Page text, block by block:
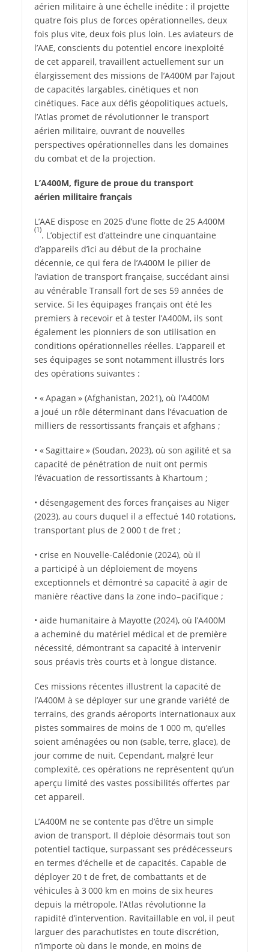
aérien militaire à une échelle inédite : il projette
quatre fois plus de forces opérationnelles, deux
fois plus vite, deux fois plus loin. Les aviateurs de
l’AAE, conscients du potentiel encore inexploité
de cet appareil, travaillent actuellement sur un
élargissement des missions de l’A400M par l’ajout
de capacités largables, cinétiques et non
cinétiques. Face aux défis géopolitiques actuels,
l’Atlas promet de révolutionner le transport
aérien militaire, ouvrant de nouvelles
perspectives opérationnelles dans les domaines
du combat et de la projection.
L’A400M, figure de proue du transport
aérien militaire français
L’AAE dispose en 2025 d’une flotte de 25 A400M
(1)
. L’objectif est d’atteindre une cinquantaine
d’appareils d’ici au début de la prochaine
décennie, ce qui fera de l’A400M le pilier de
l’aviation de transport française, succédant ainsi
au vénérable Transall fort de ses 59 années de
service. Si les équipages français ont été les
premiers à recevoir et à tester l’A400M, ils sont
également les pionniers de son utilisation en
conditions opérationnelles réelles. L’appareil et
ses équipages se sont notamment illustrés lors
des opérations suivantes :
• « Apagan » (Afghanistan, 2021), où l’A400M
a joué un rôle déterminant dans l’évacuation de
milliers de ressortissants français et afghans ;
• « Sagittaire » (Soudan, 2023), où son agilité et sa
capacité de pénétration de nuit ont permis
l’évacuation de ressortissants à Khartoum ;
• désengagement des forces françaises au Niger
(2023), au cours duquel il a effectué 140 rotations,
transportant plus de 2 000 t de fret ;
• crise en Nouvelle-Calédonie (2024), où il
a participé à un déploiement de moyens
exceptionnels et démontré sa capacité à agir de
manière réactive dans la zone indo – pacifique ;
• aide humanitaire à Mayotte (2024), où l’A400M
a acheminé du matériel médical et de première
nécessité, démontrant sa capacité à intervenir
sous préavis très courts et à longue distance.
Ces missions récentes illustrent la capacité de
l’A400M à se déployer sur une grande variété de
terrains, des grands aéroports internationaux aux
pistes sommaires de moins de 1 000 m, qu’elles
soient aménagées ou non (sable, terre, glace), de
jour comme de nuit. Cependant, malgré leur
complexité, ces opérations ne représentent qu’un
aperçu limité des vastes possibilités offertes par
cet appareil.
L’A400M ne se contente pas d’être un simple
avion de transport. Il déploie désormais tout son
potentiel tactique, surpassant ses prédécesseurs
en termes d’échelle et de capacités. Capable de
déployer 20 t de fret, de combattants et de
véhicules à 3 000 km en moins de six heures
depuis la métropole, l’Atlas révolutionne la
rapidité d’intervention. Ravitaillable en vol, il peut
larguer des parachutistes en toute discrétion,
n’importe où dans le monde, en moins de